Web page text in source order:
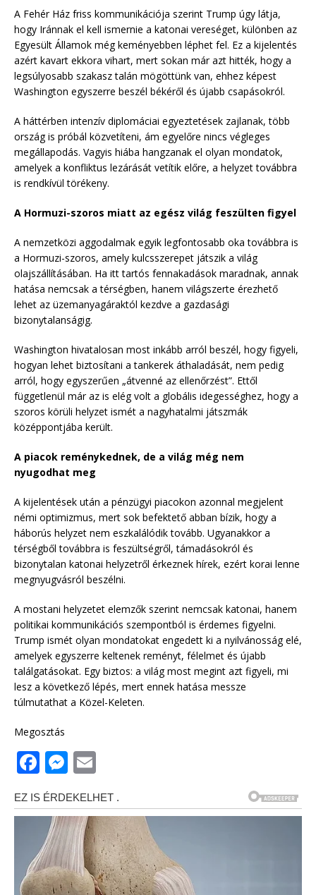
A Fehér Ház friss kommunikációja szerint Trump úgy látja,
hogy Iránnak el kell ismernie a katonai vereséget, különben az
Egyesült Államok még keményebben léphet fel. Ez a kijelentés
azért kavart ekkora vihart, mert sokan már azt hitték, hogy a
legsúlyosabb szakasz talán mögöttünk van, ehhez képest
Washington egyszerre beszél békéről és újabb csapásokról.
A háttérben intenzív diplomáciai egyeztetések zajlanak, több
ország is próbál közvetíteni, ám egyelőre nincs végleges
megállapodás. Vagyis hiába hangzanak el olyan mondatok,
amelyek a konfliktus lezárását vetítik előre, a helyzet továbbra
is rendkívül törékeny.
A Hormuzi-szoros miatt az egész világ feszülten figyel
A nemzetközi aggodalmak egyik legfontosabb oka továbbra is
a Hormuzi-szoros, amely kulcsszerepet játszik a világ
olajszállításában. Ha itt tartós fennakadások maradnak, annak
hatása nemcsak a térségben, hanem világszerte érezhető
lehet az üzemanyagáraktól kezdve a gazdasági
bizonytalanságig.
Washington hivatalosan most inkább arról beszél, hogy figyeli,
hogyan lehet biztosítani a tankerek áthaladását, nem pedig
arról, hogy egyszerűen „átvenné az ellenőrzést”. Ettől
függetlenül már az is elég volt a globális idegességhez, hogy a
szoros körüli helyzet ismét a nagyhatalmi játszmák
középpontjába került.
A piacok reménykednek, de a világ még nem
nyugodhat meg
A kijelentések után a pénzügyi piacokon azonnal megjelent
némi optimizmus, mert sok befektető abban bízik, hogy a
háborús helyzet nem eszkalálódik tovább. Ugyanakkor a
térségből továbbra is feszültségről, támadásokról és
bizonytalan katonai helyzetről érkeznek hírek, ezért korai lenne
megnyugvásról beszélni.
A mostani helyzetet elemzők szerint nemcsak katonai, hanem
politikai kommunikációs szempontból is érdemes figyelni.
Trump ismét olyan mondatokat engedett ki a nyilvánosság elé,
amelyek egyszerre keltenek reményt, félelmet és újabb
találgatásokat. Egy biztos: a világ most megint azt figyeli, mi
lesz a következő lépés, mert ennek hatása messze
túlmutathat a Közel-Keleten.
Megosztás
F
a
c
e
b
o
M
ss
e
n
g
ai
l